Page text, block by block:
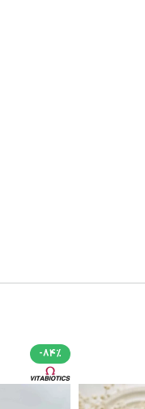
-84%